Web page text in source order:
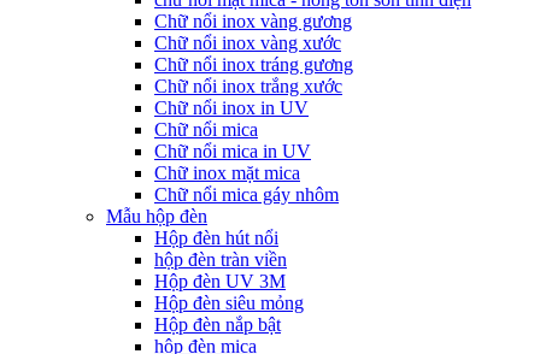
Chữ nổi inox vàng gương
Chữ nổi inox vàng xước
Chữ nổi inox tráng gương
Chữ nổi inox trắng xước
Chữ nổi inox in UV
Chữ nổi mica
Chữ nổi mica in UV
Chữ inox mặt mica
Chữ nổi mica gáy nhôm
Mẫu hộp đèn
Hộp đèn hút nổi
hộp đèn tràn viền
Hộp đèn UV 3M
Hộp đèn siêu mỏng
Hộp đèn nắp bật
hộp đèn mica